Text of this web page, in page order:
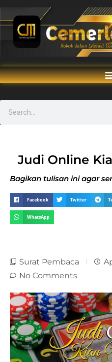
Judi Online
Bagikan tulisan ini agar
Facebook Twitter
WhatsApp
Surat Pembaca
No Comments